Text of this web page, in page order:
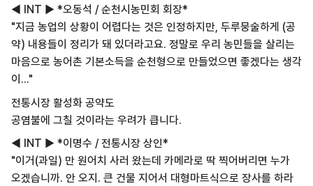
◀ INT ▶ *오동석 / 순천시농민회 회장*
"지금 농업의 상황이 어렵다는 것은 인정하지만, 두루뭉술하게 (공
약) 내용들이 정리가 돼 있더라고요. 정말로 우리 농민들을 살리는
마음으로 농어촌 기본소득을 순천형으로 만들었으면 좋겠다는 생각
이..."
전통시장 활성화 공약도
공염불에 그칠 것이라는 우려가 큽니다.
◀ INT ▶ *이명수 / 전통시장 상인*
"이거(과일) 만 원어치 사러 왔는데 카메라로 딱 찍어버리면 누가
오겠습니까. 안 오지. 큰 건물 지어서 대형마트식으로 장사를 하라